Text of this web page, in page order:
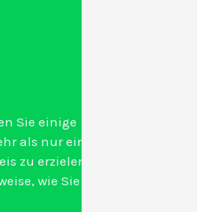
Sie einige
als nur ein
zu erzielen
wie Sie